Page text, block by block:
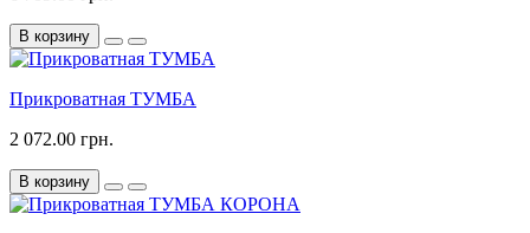
В корзину
Прикроватная ТУМБА
2 072.00 грн.
В корзину